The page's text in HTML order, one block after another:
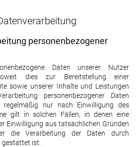
personenbezogener
Daten unserer Nutzer
dies zur Bereitstellung einer
sowie unserer Inhalte und Leistungen
personenbezogener Daten
nur nach Einwilligung des
gilt in solchen Fällen, in denen eine
Einwilligung aus tatsächlichen Gründen
die Verarbeitung der Daten durch
ist.